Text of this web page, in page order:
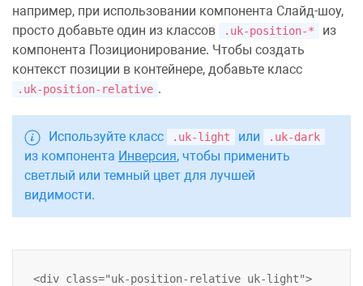
например, при использовании компонента Слайд-шоу,
просто добавьте один из классов
.uk-position-*
из
компонента Позиционирование. Чтобы создать
контекст позиции в контейнере, добавьте класс
.uk-position-relative .
Используйте класс .uk-light или .uk-dark
из компонента Инверсия, чтобы применить
светлый или темный цвет для лучшей
видимости.
<div class="uk-position-relative uk-light">